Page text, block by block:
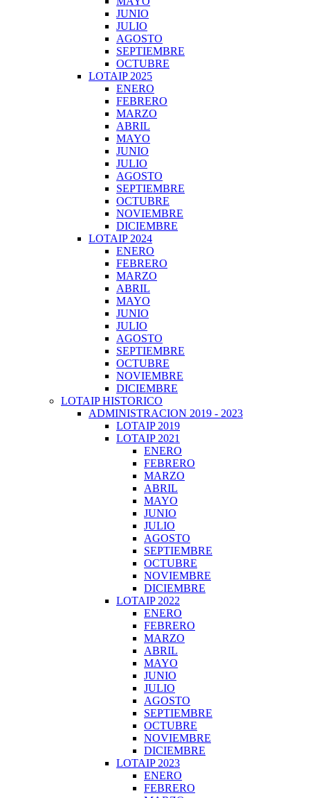
JUNIO
JULIO
AGOSTO
SEPTIEMBRE
OCTUBRE
LOTAIP 2025
ENERO
FEBRERO
MARZO
ABRIL
MAYO
JUNIO
JULIO
AGOSTO
SEPTIEMBRE
OCTUBRE
NOVIEMBRE
DICIEMBRE
LOTAIP 2024
ENERO
FEBRERO
MARZO
ABRIL
MAYO
JUNIO
JULIO
AGOSTO
SEPTIEMBRE
OCTUBRE
NOVIEMBRE
DICIEMBRE
LOTAIP HISTORICO
ADMINISTRACION 2019 - 2023
LOTAIP 2019
LOTAIP 2021
ENERO
FEBRERO
MARZO
ABRIL
MAYO
JUNIO
JULIO
AGOSTO
SEPTIEMBRE
OCTUBRE
NOVIEMBRE
DICIEMBRE
LOTAIP 2022
ENERO
FEBRERO
MARZO
ABRIL
MAYO
JUNIO
JULIO
AGOSTO
SEPTIEMBRE
OCTUBRE
NOVIEMBRE
DICIEMBRE
LOTAIP 2023
ENERO
FEBRERO